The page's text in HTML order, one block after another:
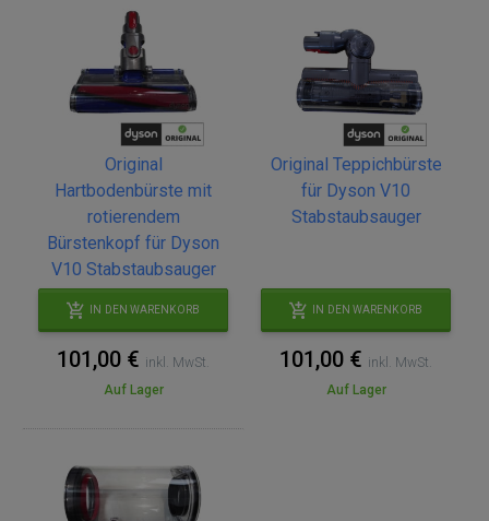
Original
Hartbodenbürste mit
rotierendem
Bürstenkopf für Dyson
V10 Stabstaubsauger
IN DEN WARENKORB
101,00 € inkl. MwSt.
Auf Lager
Original Teppichbürste
für Dyson V10
Stabstaubsauger
IN DEN WARENKORB
101,00 € inkl. MwSt.
Auf Lager